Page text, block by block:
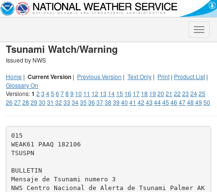
Toggle
Tsunami Watch/Warning
Issued by NWS
Home | Current Version | Previous Version | Text Only | Print | Product List |
Glossary On
Versions:1 2 3 45 6 78 9 10 11 12 13 14 15 16 17 18 19 20 21 22 23 2425
26 2728 29 30 31 32 33 3435 36 3738 39 40 41 42 43 4445 46 4748 49 50
015
WEAK61 PAAQ 182106
TSUSPN
BULLETIN
Mensaje de Tsunami numero 3
NWS Centro Nacional de Alerta de Tsunami Palmer AK